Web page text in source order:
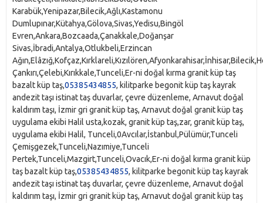
Karabük,Yenipazar,Bilecik,Ağlı,Kastamonu
Dumlupınar,Kütahya,Gölova,Sivas,Yedisu,Bingöl
Evren,Ankara,Bozcaada,Çanakkale,Doğanşar
Sivas,İbradi,Antalya,Otlukbeli,Erzincan
Çankırı,Çelebi,Kırıkkale,Tunceli,Er-ni doğal kırma granit küp taş
bazalt küp taş,05385434855, kilitparke begonit küp taş kayrak
andezit taşı istinat taş duvarlar, çevre düzenleme, Arnavut doğal
kaldırım taşı, İzmir gri granit küp taş, Arnavut doğal granit küp taş
uygulama ekibi Halil usta,kozak, granit küp taş,zar, granit küp taş,
uygulama ekibi Halil, Tunceli,0Avcılar,İstanbul,Pülümür,Tunceli
Çemişgezek,Tunceli,Nazımiye,Tunceli
Pertek,Tunceli,Mazgirt,Tunceli,Ovacık,Er-ni doğal kırma granit küp
taş bazalt küp taş,05385434855, kilitparke begonit küp taş kayrak
andezit taşı istinat taş duvarlar, çevre düzenleme, Arnavut doğal
kaldırım taşı, İzmir gri granit küp taş, Arnavut doğal granit küp taş